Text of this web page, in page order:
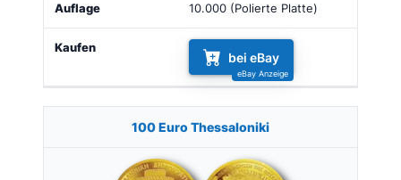
10.000 (Polierte Platte)
bei eBay
100 Euro Thessaloniki